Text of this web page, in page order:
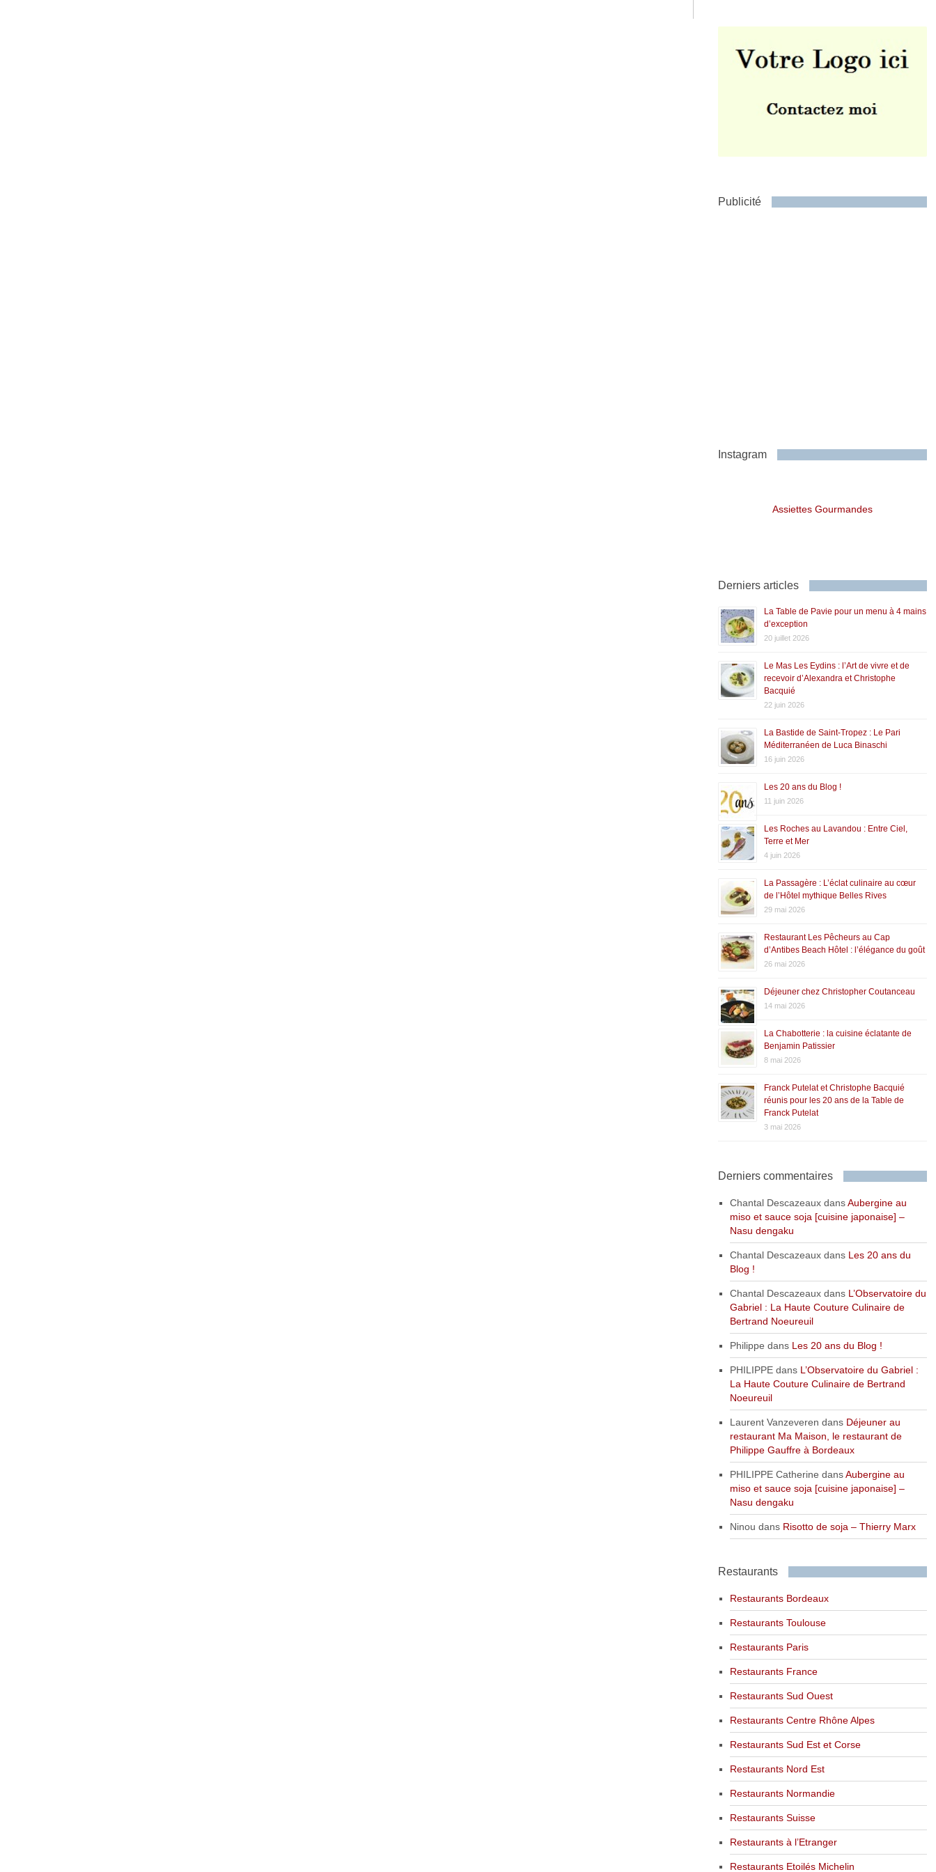
Publicité
Instagram
Assiettes Gourmandes
Derniers articles
La Table de Pavie pour un menu à 4 mains
d’exception
20 juillet 2026
Le Mas Les Eydins : l’Art de vivre et de
recevoir d’Alexandra et Christophe
Bacquié
22 juin 2026
La Bastide de Saint-Tropez : Le Pari
Méditerranéen de Luca Binaschi
16 juin 2026
Les 20 ans du Blog !
11 juin 2026
Les Roches au Lavandou : Entre Ciel,
Terre et Mer
4 juin 2026
La Passagère : L’éclat culinaire au cœur
de l’Hôtel mythique Belles Rives
29 mai 2026
Restaurant Les Pêcheurs au Cap
d’Antibes Beach Hôtel : l’élégance du goût
26 mai 2026
Déjeuner chez Christopher Coutanceau
14 mai 2026
La Chabotterie : la cuisine éclatante de
Benjamin Patissier
8 mai 2026
Franck Putelat et Christophe Bacquié
réunis pour les 20 ans de la Table de
Franck Putelat
3 mai 2026
Derniers commentaires
Chantal DescazeauxdansAubergine au
miso et sauce soja [cuisine japonaise] –
Nasu dengaku
Chantal Descazeauxdans Les 20 ans du
Blog !
Chantal Descazeauxdans L’Observatoire du
Gabriel : La Haute Couture Culinaire de
Bertrand Noeureuil
Philippe dans Les 20 ans du Blog !
PHILIPPEdans L’Observatoire du Gabriel :
La Haute Couture Culinaire de Bertrand
Noeureuil
Laurent Vanzeveren dans Déjeuner au
restaurant Ma Maison, le restaurant de
Philippe Gauffre à Bordeaux
PHILIPPE Catherine dansAubergine au
miso et sauce soja [cuisine japonaise] –
Nasu dengaku
Ninou dans Risotto de soja – Thierry Marx
Restaurants
Restaurants Bordeaux
Restaurants Toulouse
Restaurants Paris
Restaurants France
Restaurants Sud Ouest
Restaurants Centre Rhône Alpes
Restaurants Sud Est et Corse
Restaurants Nord Est
Restaurants Normandie
Restaurants Suisse
Restaurants à l’Etranger
Restaurants Etoilés Michelin